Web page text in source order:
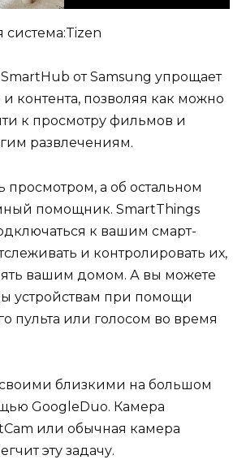
от Samsung упрощает
контента, позволяя как можно
к просмотру фильмов и
развлечениям.
просмотром, а об остальном
помощник. SmartThings
к вашим смарт-
и контролировать их,
вашим домом. А вы можете
устройствам при помощи
пульта или голосом во время
близкими на большом
GoogleDuo. Камера
или обычная камера
эту задачу.